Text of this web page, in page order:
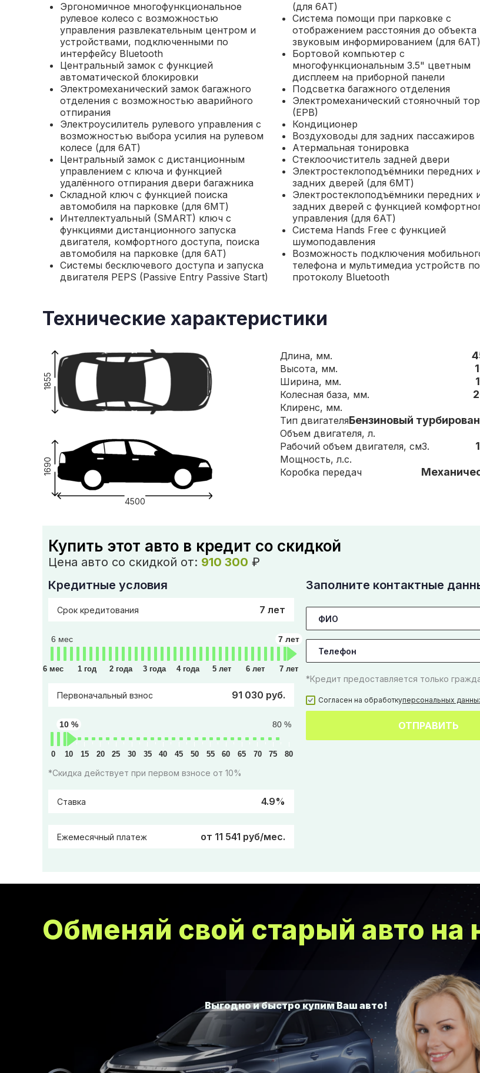
Эргономичное многофункциональное
рулевое колесо с возможностью
управления развлекательным центром и
устройствами, подключенными по
интерфейсу Bluetooth
Центральный замок с функцией
автоматической блокировки
Электромеханический замок багажного
отделения с возможностью аварийного
отпирания
Электроусилитель рулевого управления с
возможностью выбора усилия на рулевом
колесе (для 6АТ)
Центральный замок с дистанционным
управлением с ключа и функцией
удалённого отпирания двери багажника
Складной ключ с функцией поиска
автомобиля на парковке (для 6МТ)
Интеллектуальный (SMART) ключ с
функциями дистанционного запуска
двигателя, комфортного доступа, поиска
автомобиля на парковке (для 6АТ)
Системы бесключевого доступа и запуска
двигателя PEPS (Passive Entry Passive Start)
(для 6АТ)
Система помощи при парковке с
отображением расстояния до объекта
звуковым информированием (для 6АТ)
Бортовой компьютер с
многофункциональным 3.5" цветным
дисплеем на приборной панели
Подсветка багажного отделения
Электромеханический стояночный
(EPB)
Кондиционер
Воздуховоды для задних пассажиров
Атермальная тонировка
Стеклоочиститель задней двери
Электростеклоподъёмники передних
задних дверей (для 6МТ)
Электростеклоподъёмники передних
задних дверей с функцией
управления (для 6АТ)
Система Hands Free с функцией
шумоподавления
Возможность подключения
телефона и мультимедиа устройств по
протоколу Bluetooth
Технические характеристики
4500
1690
1855
Длина, мм.
Высота, мм.
Ширина, мм.
Колесная база, мм.
Клиренс, мм.
Тип двигателяБензиновый
Объем двигателя, л.
Рабочий объем двигателя, см3.
Мощность, л.с.
Коробка передач
Купить этот авто в кредит со скидкой
Цена авто со скидкой от: 910 300 ₽
Кредитные условия
Срок кредитования 7 лет
6 мес 7 лет
6 мес 1 год 2 года 3 года 4 года 5 лет 6 лет 7 лет
Первоначальный взнос 91 030 руб.
80 %
10 %
0 10 15 20 25 30 35 40 45 50 55 60 65 70 75 80
*Скидка действует при первом взносе от 10%
Ставка 4.9%
Ежемесячный платеж от 11 541 руб/мес.
Заполните контактные
*Кредит предоставляется только
Согласен на обработкуперсональных
ОТПРАВИТЬ
Обменяй свой старый авто на